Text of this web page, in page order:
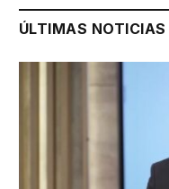
ÚLTIMAS NOTICIAS